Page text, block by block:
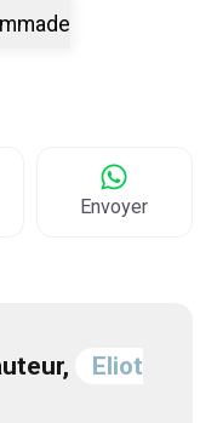
Envoyer
Eliot